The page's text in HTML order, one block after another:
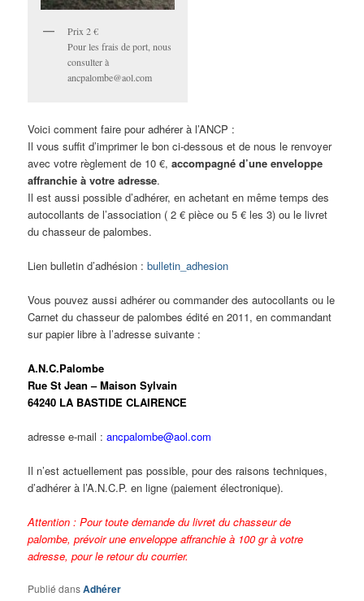
Prix 2 €
Pour les frais de port, nous
consulter à
ancpalombe@aol.com
Voici comment faire pour adhérer à l’ANCP :
Il vous suffit d’imprimer le bon ci-dessous et de nous le renvoyer
avec votre règlement de 10 €,accompagné d’une enveloppe
affranchie à votre adresse.
Il est aussi possible d’adhérer, en achetant en même temps des
autocollants de l’association ( 2 € pièce ou 5 € les 3) ou le livret
du chasseur de palombes.
Lien bulletin d’adhésion :bulletin_adhesion
Vous pouvez aussi adhérer ou commander des autocollants ou le
Carnet du chasseur de palombes édité en 2011, en commandant
sur papier libre à l’adresse suivante :
A.N.C.Palombe
Rue St Jean – Maison Sylvain
64240 LA BASTIDE CLAIRENCE
adresse e-mail :ancpalombe@aol.com
Il n’est actuellement pas possible, pour des raisons techniques,
d’adhérer à l’A.N.C.P. en ligne (paiement électronique).
Attention : Pour toute demande du livret du chasseur de
palombe, prévoir une enveloppe affranchie à 100 gr à votre
adresse, pour le retour du courrier.
Publié dansAdhérer